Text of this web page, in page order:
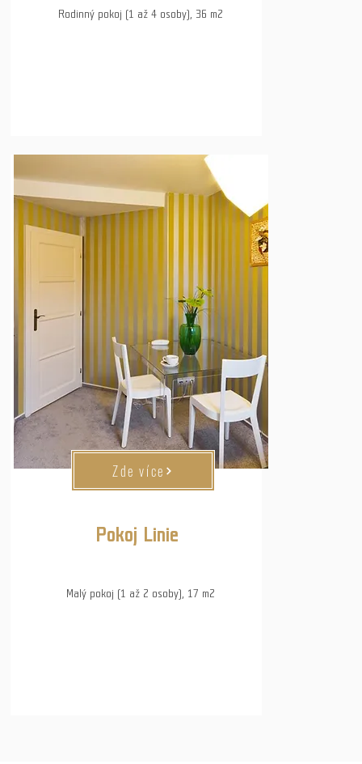
Rodinný pokoj (1 až 4 osoby), 36 m2
Zde více
Pokoj Linie
Malý pokoj (1 až 2 osoby), 17 m2